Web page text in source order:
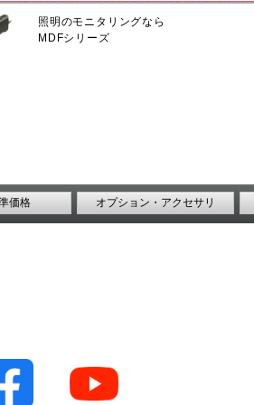
照明のモニタリングなら
MDFシリーズ
価格 オプション・アクセサリ